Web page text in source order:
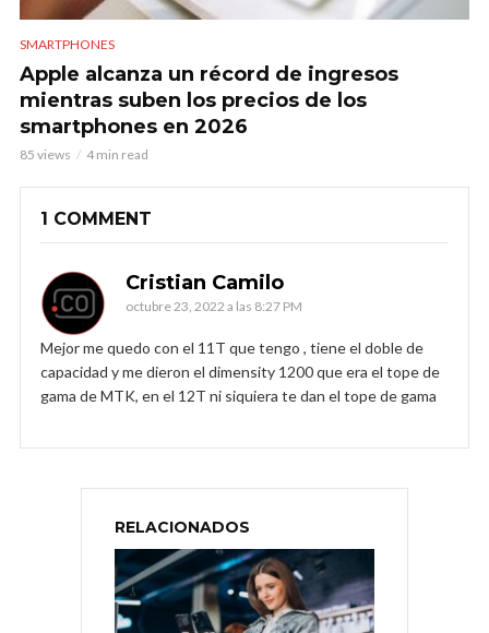
SMARTPHONES
Apple alcanza un récord de ingresos
mientras suben los precios de los
smartphones en 2026
85 views 4 min read
1 COMMENT
Cristian Camilo
octubre 23, 2022 a las 8:27 PM
Mejor me quedo con el 11T que tengo , tiene el doble de
capacidad y me dieron el dimensity 1200 que era el tope de
gama de MTK, en el 12T ni siquiera te dan el tope de gama
RELACIONADOS